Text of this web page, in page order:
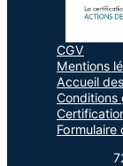
CGV
Mentions
Accueil
Conditions
Formulaire